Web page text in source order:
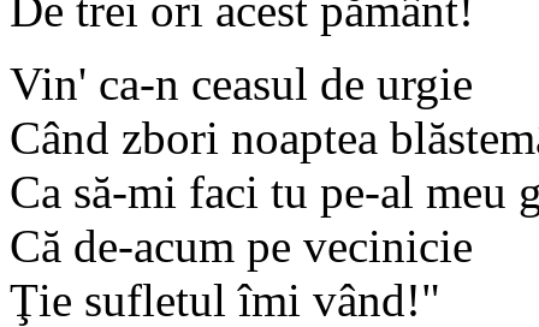
Vin' ca-n ceasul de urgie
Când zbori noaptea
Ca să-mi faci tu pe-al meu
Că de-acum pe vecinicie
Ţie sufletul îmi vând!"